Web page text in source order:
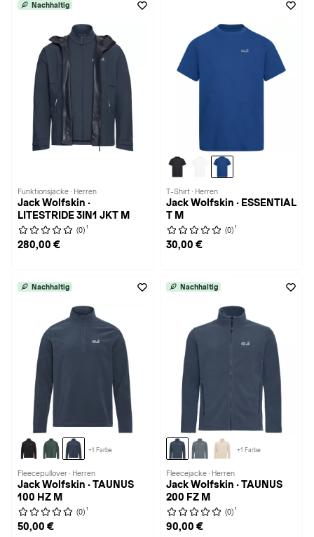
Nachhaltig
Funktionsjacke · Herren
Jack Wolfskin ·
LITESTRIDE 3IN1 JKT M
(0) 1
280,00 €
T-Shirt · Herren
Jack Wolfskin · ESSENTIAL
T M
(0) 1
30,00 €
Nachhaltig
+1 Farbe
Fleecepullover · Herren
Jack Wolfskin · TAUNUS
100 HZ M
(0) 1
50,00 €
Nachhaltig
+1 Farbe
Fleecejacke · Herren
Jack Wolfskin · TAUNUS
200 FZ M
(0) 1
90,00 €